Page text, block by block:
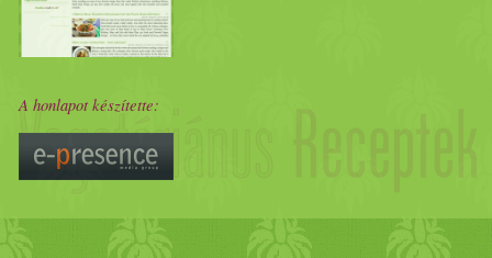
A honlapot készítette: